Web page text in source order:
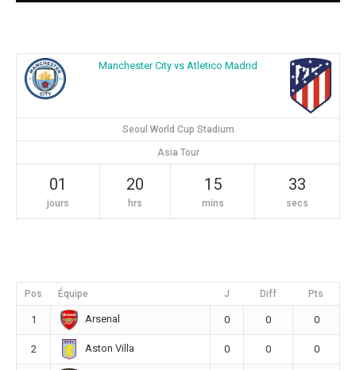
Manchester City vs Atletico Madrid
Seoul World Cup Stadium
Asia Tour
01
jours
20
hrs
15
mins
33
secs
Pos Équipe J Diff Pts
1 Arsenal 0 0 0
2 Aston Villa 0 0 0